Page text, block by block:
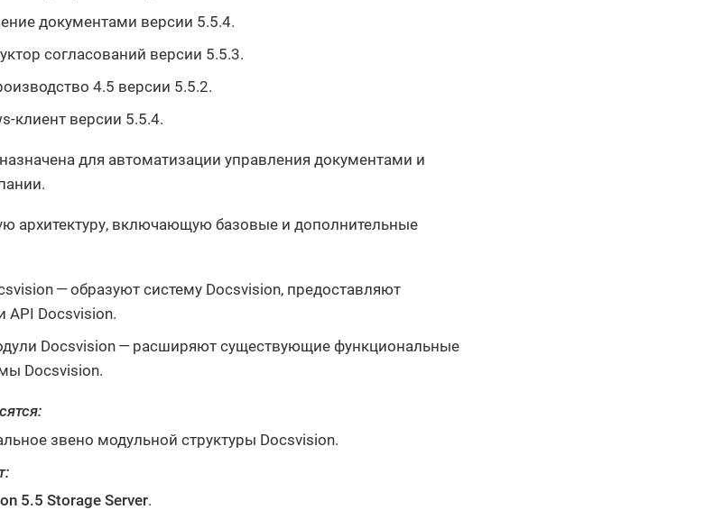
документами версии 5.5.4.
согласований версии 5.5.3.
4.5 версии 5.5.2.
клиент версии 5.5.4.
для автоматизации управления документами и
архитектуру, включающую базовые и дополнительные
— образуют систему Docsvision, предоставляют
API Docsvision.
Docsvision — расширяют существующие функциональные
Docsvision.
звено модульной структуры Docsvision.
5.5 Storage Server.